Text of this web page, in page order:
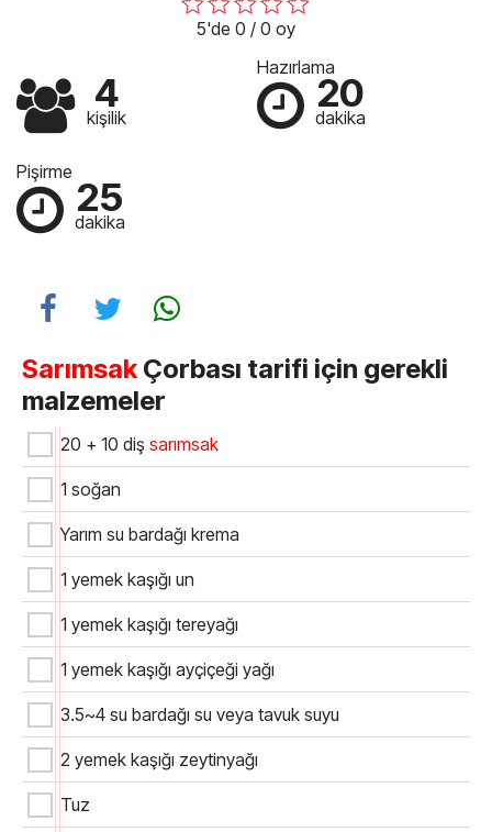
5'de 0 / 0 oy
4
kişilik
Hazırlama
20
dakika
Pişirme
25
dakika
SarımsakÇorbası tarifi için gerekli
malzemeler
20 + 10 diş sarımsak
1 soğan
Yarım su bardağı krema
1 yemek kaşığı un
1 yemek kaşığı tereyağı
1 yemek kaşığı ayçiçeği yağı
3.5~4 su bardağı su veya tavuk suyu
2 yemek kaşığı zeytinyağı
Tuz